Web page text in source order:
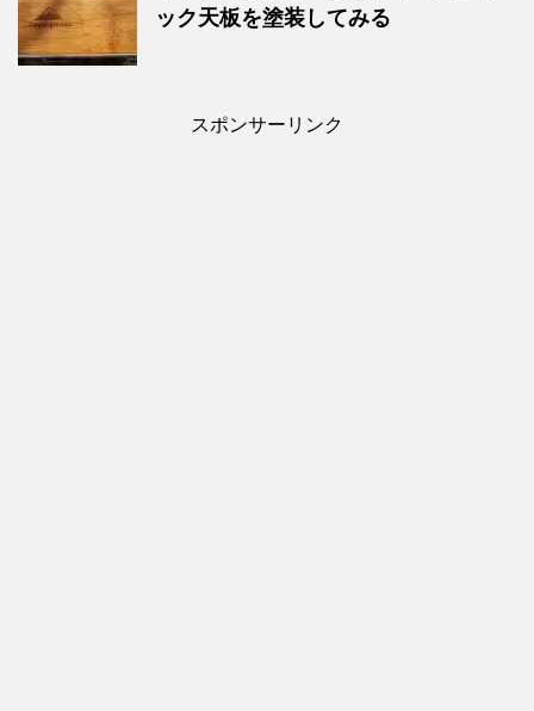
ック天板を塗装してみる
スポンサーリンク